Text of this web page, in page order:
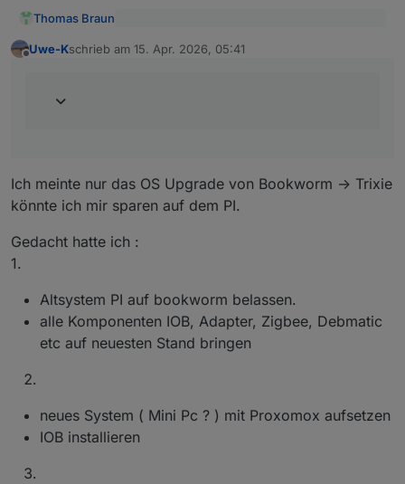
Thomas Braun
Uwe-Kschrieb am 15. Apr. 2026, 05:41
zuletzt editiert von
Ich meinte nur das OS Upgrade von Bookworm -> Trixie
könnte ich mir sparen auf dem PI.
Gedacht hatte ich :
1.
Altsystem PI auf bookworm belassen.
alle Komponenten IOB, Adapter, Zigbee, Debmatic
etc auf neuesten Stand bringen
neues System ( Mini Pc ? ) mit Proxomox aufsetzen
IOB installieren